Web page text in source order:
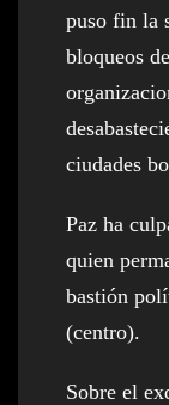
puso fin la
bloqueos
ciudades
Paz ha
quien
bastión
(centro).
Sobre el